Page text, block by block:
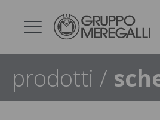
prodotti /